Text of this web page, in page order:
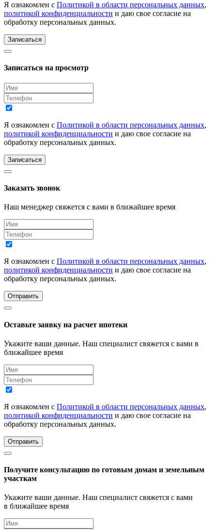
Я ознакомлен с Политикой в области персональных данных,
политикой конфиденциальности и даю свое согласие на
обработку персональных данных.
Записаться
Записаться на просмотр
Я ознакомлен с Политикой в области персональных данных,
политикой конфиденциальности и даю свое согласие на
обработку персональных данных.
Записаться
Заказать звонок
Наш менеджер свяжется с вами в ближайшее время
Я ознакомлен с Политикой в области персональных данных,
политикой конфиденциальности и даю свое согласие на
обработку персональных данных.
Отправить
Оставьте заявку на расчет ипотеки
Укажите ваши данные. Наш специалист свяжется с вами в
ближайшее время
Я ознакомлен с Политикой в области персональных данных,
политикой конфиденциальности и даю свое согласие на
обработку персональных данных.
Отправить
Получите консультацию по готовым домам и земельным
участкам
Укажите ваши данные. Наш специалист свяжется с вами
в ближайшее время